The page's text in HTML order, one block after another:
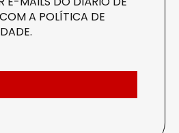
A POLÍTICA DE
.